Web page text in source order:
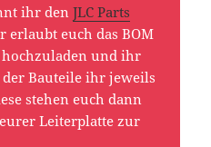
ihr denJLC Parts
erlaubt euch das BOM
hochzuladen und ihr
Bauteile ihr jeweils
stehen euch dann
Leiterplatte zur